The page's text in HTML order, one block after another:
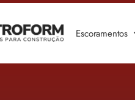
Escoramentos